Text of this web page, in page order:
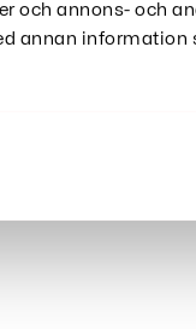
och annons- och
annan